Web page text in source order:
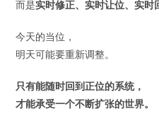
而是实时修正、实时让位、实时
今天的当位，
明天可能要重新调整。
只有能随时回到正位的系统，
才能承受一个不断扩张的世界。